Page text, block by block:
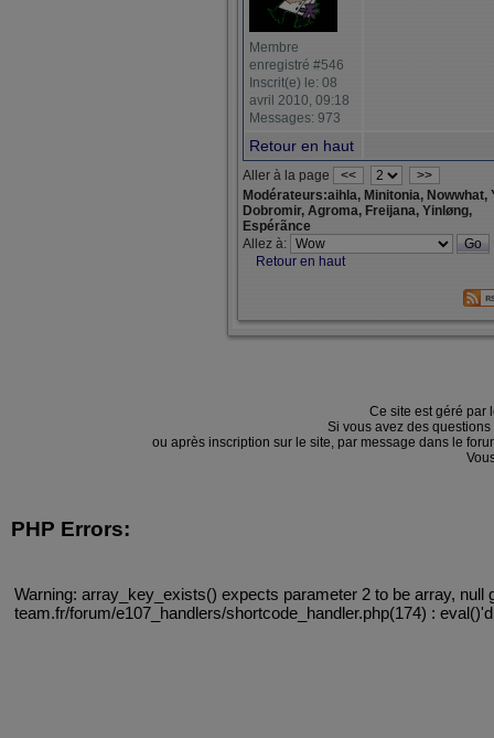
Membre
enregistré #546
Inscrit(e) le: 08
avril 2010, 09:18
Messages: 973
Retour en haut
Aller à la page <<
>>
Modérateurs:aihla, Minitonia, Nowwhat,
Dobromir, Agroma, Freijana, Yinløng,
Espérãnce
Allez à:
Retour en haut
Ce site est géré par
Si vous avez des
ou après inscription sur le site, par message dans le
PHP Errors:
Warning: array_key_exists() expects parameter 2 to be array, null
team.fr/forum/e107_handlers/shortcode_handler.php(174) :